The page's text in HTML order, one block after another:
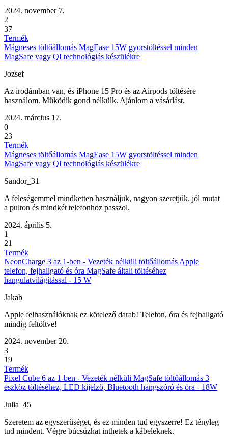
2024. november 7.
2
37
Termék
Mágneses töltőállomás MagEase 15W gyorstöltéssel minden
MagSafe vagy QI technológiás készülékre
Jozsef
Az irodámban van, és iPhone 15 Pro és az Airpods töltésére
használom. Működik gond nélkülk. Ajánlom a vásárlást.
2024. március 17.
0
23
Termék
Mágneses töltőállomás MagEase 15W gyorstöltéssel minden
MagSafe vagy QI technológiás készülékre
Sandor_31
A feleségemmel mindketten használjuk, nagyon szeretjük. jól mutat
a pulton és mindkét telefonhoz passzol.
2024. április 5.
1
21
Termék
NeonCharge 3 az 1-ben - Vezeték nélküli töltőállomás Apple
telefon, fejhallgató és óra MagSafe általi töltéséhez
hangulatvilágítással - 15 W
Jakab
Apple felhasználóknak ez kötelező darab! Telefon, óra és fejhallgató
mindig feltöltve!
2024. november 20.
3
19
Termék
Pixel Cube 6 az 1-ben - Vezeték nélküli MagSafe töltőállomás 3
eszköz töltéséhez, LED kijelző, Bluetooth hangszóró és óra - 18W
Julia_45
Szeretem az egyszerűséget, és ez minden tud egyszerre! Ez tényleg
tud mindent. Végre búcsúzhat inthetek a kábeleknek.